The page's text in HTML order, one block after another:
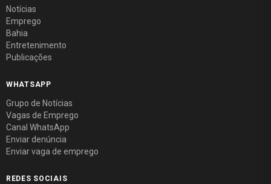
Notícias
Emprego
Bahia
Entretenimento
Publicações
WHATSAPP
Grupo de Notícias
Vagas de Emprego
Canal WhatsApp
Enviar denúncia
Enviar vaga de emprego
REDES SOCIAIS